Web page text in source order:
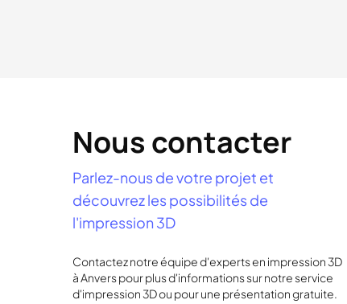
Nous contacter
Parlez-nous de votre projet et
découvrez les possibilités de
l'impression 3D
Contactez notre équipe d'experts en impression 3D
à Anvers pour plus d'informations sur notre service
d'impression 3D ou pour une présentation gratuite.